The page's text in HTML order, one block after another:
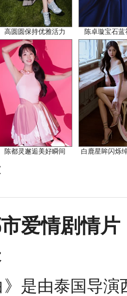
高圆圆保持优雅活力 陈卓璇宝石蓝
陈都灵邂逅美好瞬间 白鹿星眸闪烁
爱情剧情
》是由泰国导